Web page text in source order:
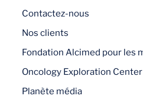
Contactez-nous
Nos clients
Fondation Alcimed pour les
Oncology Exploration Center
Planète média